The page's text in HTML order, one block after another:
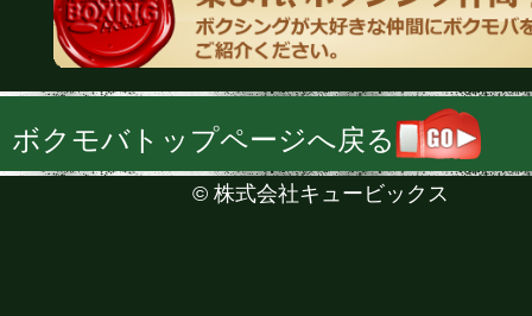
ボクモバトップページへ戻る
© 株式会社キュービックス